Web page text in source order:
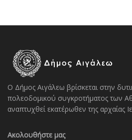
Ο Δήμος Αιγάλεω βρίσκεται στην
πολεοδομικού συγκροτήματος των
αναπτυχθεί εκατέρωθεν της αρχαίας
Ακολουθήστε μας